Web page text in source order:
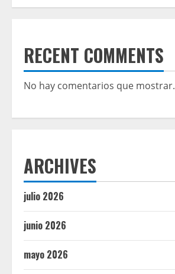
RECENT COMMENTS
No hay comentarios que mostrar.
ARCHIVES
julio 2026
junio 2026
mayo 2026